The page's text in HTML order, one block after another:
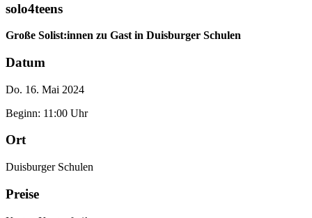
solo4teens
Große Solist:innen zu Gast in Duisburger Schulen
Datum
Do. 16. Mai 2024
Beginn: 11:00 Uhr
Ort
Duisburger Schulen
Preise